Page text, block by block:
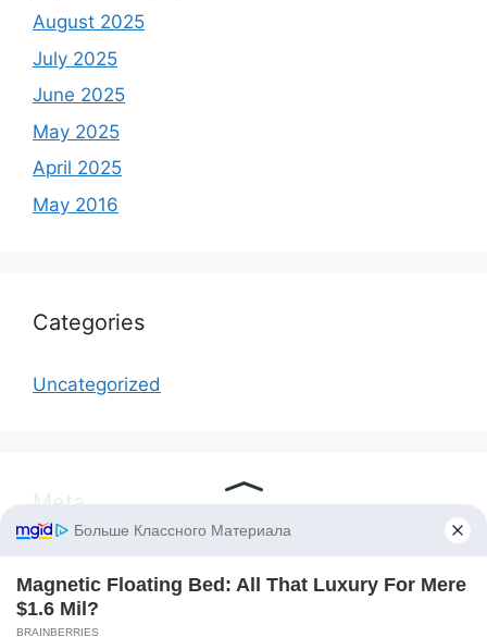
August 2025
July 2025
June 2025
May 2025
April 2025
May 2016
Categories
Uncategorized
Entries feed